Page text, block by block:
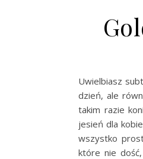
Uwielbiasz
dzień, ale
takim razie
jesień dla
wszystko
które nie